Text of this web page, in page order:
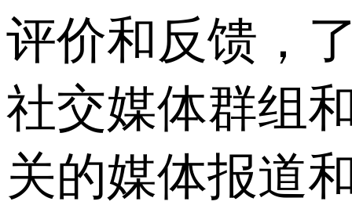
评价和反馈，
社交媒体群组
关的媒体报道